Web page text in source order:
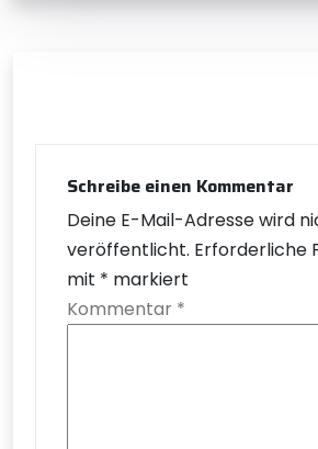
Schreibe einen Kommentar
Deine E-Mail-Adresse wird
veröffentlicht. Erforderliche
mit * markiert
Kommentar *